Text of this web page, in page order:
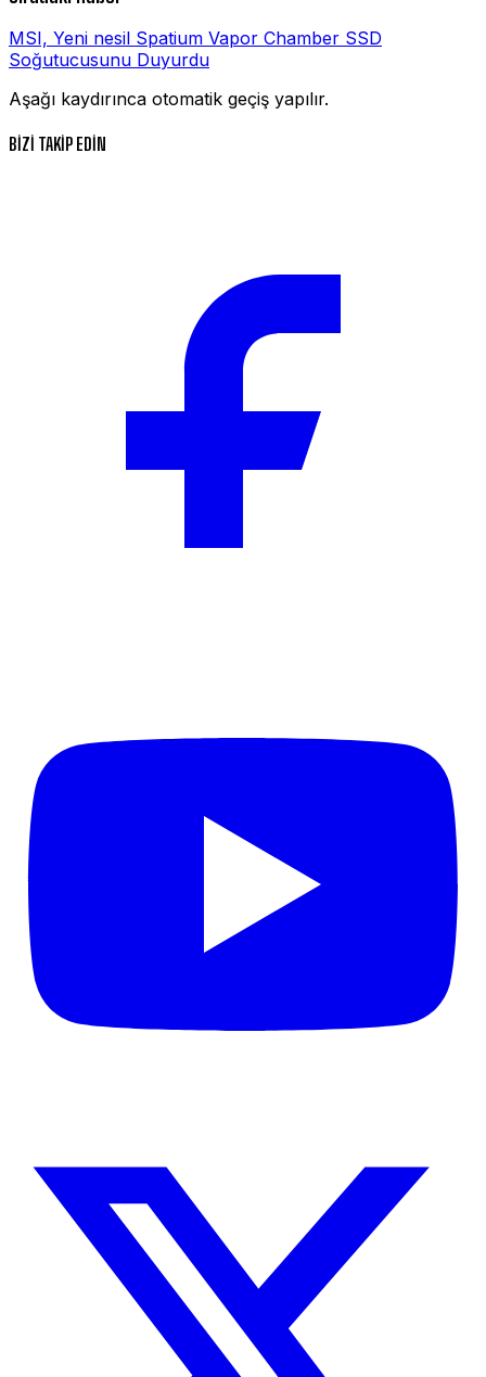
MSI, Yeni nesil Spatium Vapor Chamber SSD
Soğutucusunu Duyurdu
Aşağı kaydırınca otomatik geçiş yapılır.
BİZİ TAKİP EDİN